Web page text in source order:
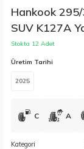
Hankook
SUV K127A
Stokta 12 Adet
Üretim Tarihi
2025
C A
Kategori